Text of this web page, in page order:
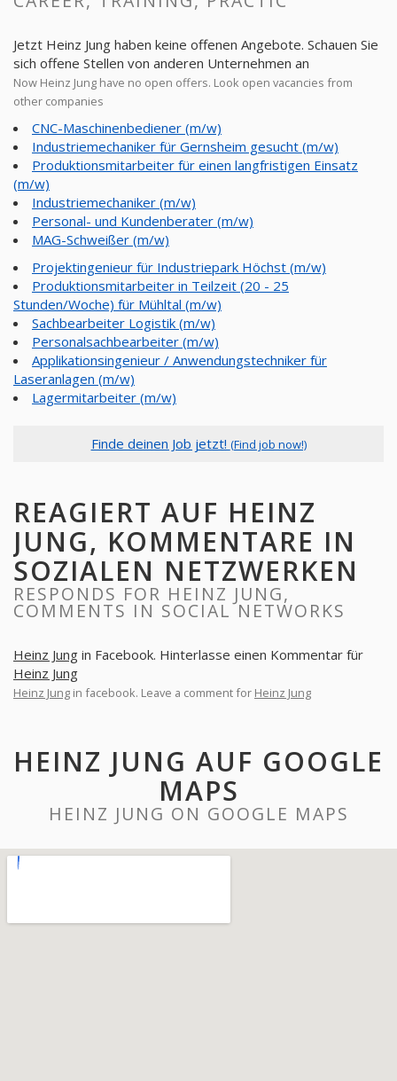
Jetzt Heinz Jung haben keine offenen Angebote. Schauen Sie
sich offene Stellen von anderen Unternehmen an
Now Heinz Jung have no open offers. Look open vacancies from
other companies
CNC-Maschinenbediener (m/w)
Industriemechaniker für Gernsheim gesucht (m/w)
Produktionsmitarbeiter für einen langfristigen Einsatz
(m/w)
Industriemechaniker (m/w)
Personal- und Kundenberater (m/w)
MAG-Schweißer (m/w)
Projektingenieur für Industriepark Höchst (m/w)
Produktionsmitarbeiter in Teilzeit (20 - 25
Stunden/Woche) für Mühltal (m/w)
Sachbearbeiter Logistik (m/w)
Personalsachbearbeiter (m/w)
Applikationsingenieur / Anwendungstechniker für
Laseranlagen (m/w)
Lagermitarbeiter (m/w)
Finde deinen Job jetzt! (Find job now!)
REAGIERT AUF HEINZ
JUNG, KOMMENTARE IN
SOZIALEN NETZWERKEN
RESPONDS FOR HEINZ JUNG,
COMMENTS IN SOCIAL NETWORKS
Heinz Jung in Facebook. Hinterlasse einen Kommentar für
Heinz Jung
Heinz Jung in facebook. Leave a comment for Heinz Jung
HEINZ JUNG AUF GOOGLE
MAPS
HEINZ JUNG ON GOOGLE MAPS